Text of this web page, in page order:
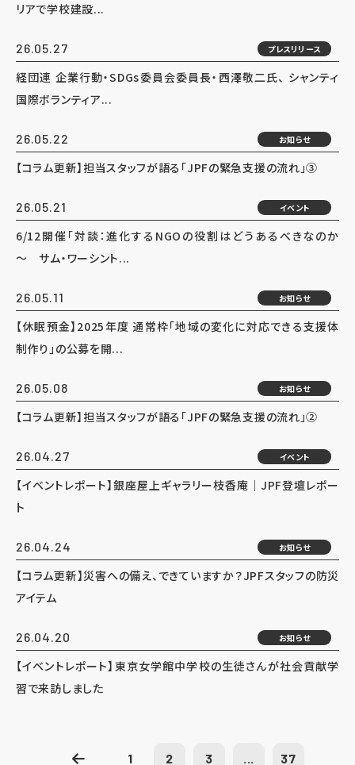
リアで学校建設...
26.05.27 プレスリリース
経団連 企業行動・SDGs委員会委員長・西澤敬二氏、 シャンティ
国際ボランティア...
26.05.22 お知らせ
【コラム更新】担当スタッフが語る「JPFの緊急支援の流れ」③
26.05.21 イベント
6/12開催「対談：進化するNGOの役割はどうあるべきなのか
～ サム・ワーシント...
26.05.11 お知らせ
【休眠預金】2025年度 通常枠「地域の変化に対応できる支援体
制作り」の公募を開...
26.05.08 お知らせ
【コラム更新】担当スタッフが語る「JPFの緊急支援の流れ」②
26.04.27 イベント
【イベントレポート】銀座屋上ギャラリー枝香庵｜JPF登壇レポー
ト
26.04.24 お知らせ
【コラム更新】災害への備え、できていますか？JPFスタッフの防災
アイテム
26.04.20 お知らせ
【イベントレポート】東京女学館中学校の生徒さんが社会貢献学
習で来訪しました
1 2 3 ... 37